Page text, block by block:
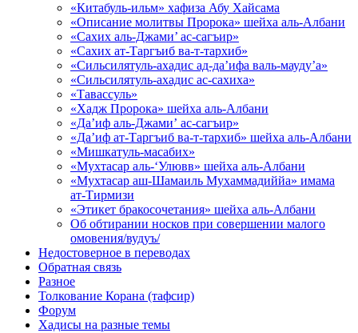
«Китабуль-ильм» хафиза Абу Хайсама
«Описание молитвы Пророка» шейха аль-Албани
«Сахих аль-Джами’ ас-сагъир»
«Сахих ат-Таргъиб ва-т-тархиб»
«Сильсилятуль-ахадис ад-да’ифа валь-мауду’а»
«Сильсилятуль-ахадис ас-сахиха»
«Тавассуль»
«Хадж Пророка» шейха аль-Албани
«Да’иф аль-Джами’ ас-сагъир»
«Да’иф ат-Таргъиб ва-т-тархиб» шейха аль-Албани
«Мишкатуль-масабих»
«Мухтасар аль-‘Улювв» шейха аль-Албани
«Мухтасар аш-Шамаиль Мухаммадиййа» имама
ат-Тирмизи
«Этикет бракосочетания» шейха аль-Албани
Об обтирании носков при совершении малого
омовения/вудуъ/
Недостоверное в переводах
Обратная связь
Разное
Толкование Корана (тафсир)
Форум
Хадисы на разные темы